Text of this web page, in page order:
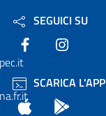
SEGUICI SU
Facebook
SCARICA L'APP
App Store